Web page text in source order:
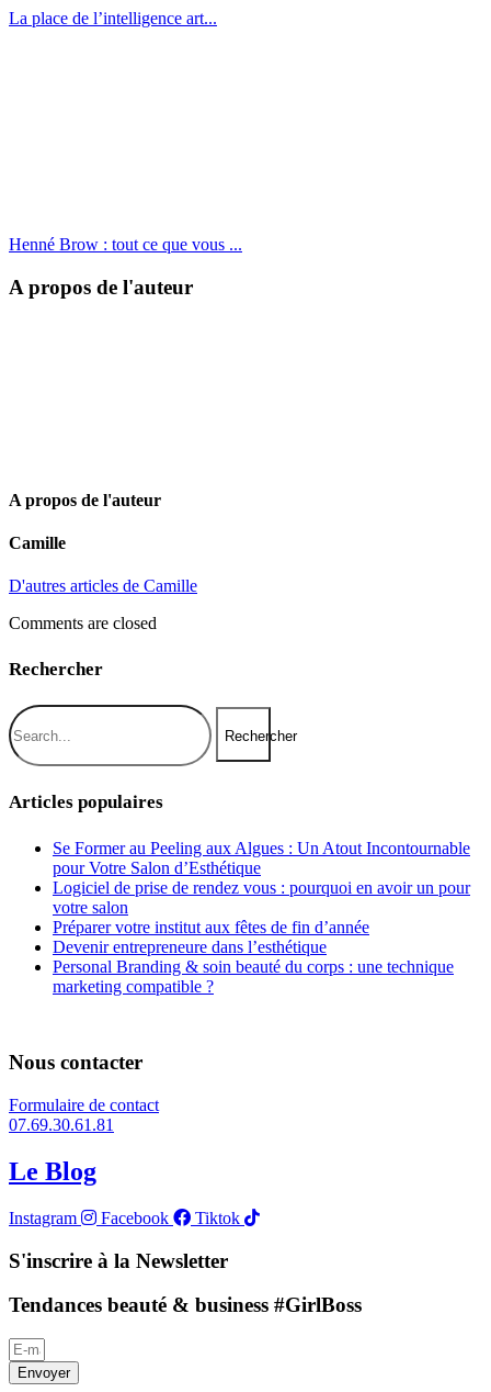
La place de l’intelligence art...
Henné Brow : tout ce que vous ...
A propos de l'auteur
A propos de l'auteur
Camille
D'autres articles de Camille
Comments are closed
Rechercher
Rechercher
Articles populaires
Se Former au Peeling aux Algues : Un Atout Incontournable
pour Votre Salon d’Esthétique
Logiciel de prise de rendez vous : pourquoi en avoir un pour
votre salon
Préparer votre institut aux fêtes de fin d’année
Devenir entrepreneure dans l’esthétique
Personal Branding & soin beauté du corps : une technique
marketing compatible ?
Nous contacter
Formulaire de contact
07.69.30.61.81
Le Blog
Instagram Facebook Tiktok
S'inscrire à la Newsletter
Tendances beauté & business #GirlBoss
Envoyer